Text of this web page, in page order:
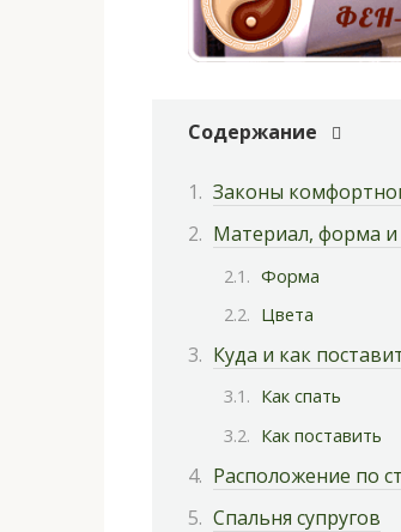
Содержание
Законы
Материал, форма и
Форма
Цвета
Куда и как
Как спать
Как поставить
Расположение по
Спальня супругов